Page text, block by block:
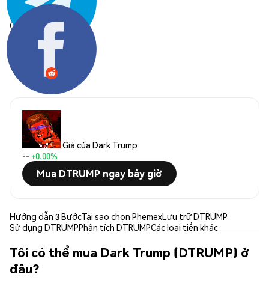
Chia sẻ:
Giá của Dark Trump
-- +0.00%
Mua DTRUMP ngay bây giờ
Hướng dẫn 3 BướcTại sao chọn PhemexLưu trữ DTRUMP
Sử dụng DTRUMPPhân tích DTRUMPCác loại tiền khác
Tôi có thể mua Dark Trump (DTRUMP) ở
đâu?